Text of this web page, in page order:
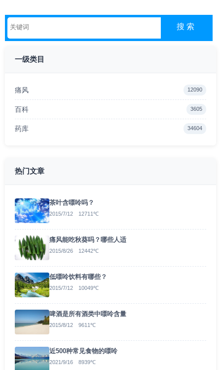
一级类目
痛风 12090
百科 3605
药库 34604
热门文章
茶叶含嘌呤吗？
2015/7/12 12711℃
痛风能吃秋葵吗？哪些人适
2015/8/26 12442℃
低嘌呤饮料有哪些？
2015/7/12 10049℃
啤酒是所有酒类中嘌呤含量
2015/8/12 9611℃
近500种常见食物的嘌呤
2021/9/16 8939℃